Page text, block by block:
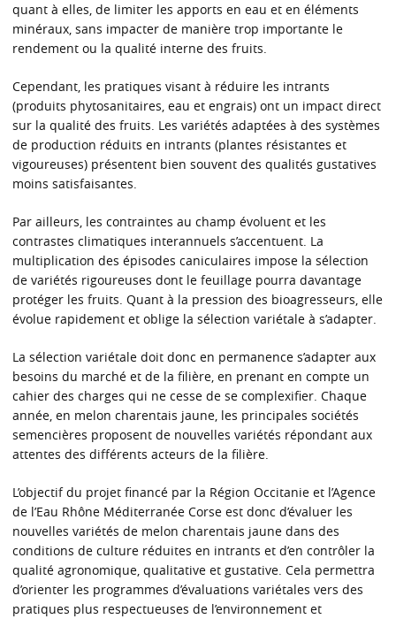
quant à elles, de limiter les apports en eau et en éléments
minéraux, sans impacter de manière trop importante le
rendement ou la qualité interne des fruits.
Cependant, les pratiques visant à réduire les intrants
(produits phytosanitaires, eau et engrais) ont un impact direct
sur la qualité des fruits. Les variétés adaptées à des systèmes
de production réduits en intrants (plantes résistantes et
vigoureuses) présentent bien souvent des qualités gustatives
moins satisfaisantes.
Par ailleurs, les contraintes au champ évoluent et les
contrastes climatiques interannuels s’accentuent. La
multiplication des épisodes caniculaires impose la sélection
de variétés rigoureuses dont le feuillage pourra davantage
protéger les fruits. Quant à la pression des bioagresseurs, elle
évolue rapidement et oblige la sélection variétale à s’adapter.
La sélection variétale doit donc en permanence s’adapter aux
besoins du marché et de la filière, en prenant en compte un
cahier des charges qui ne cesse de se complexifier. Chaque
année, en melon charentais jaune, les principales sociétés
semencières proposent de nouvelles variétés répondant aux
attentes des différents acteurs de la filière.
L’objectif du projet financé par la Région Occitanie et l’Agence
de l’Eau Rhône Méditerranée Corse est donc d’évaluer les
nouvelles variétés de melon charentais jaune dans des
conditions de culture réduites en intrants et d’en contrôler la
qualité agronomique, qualitative et gustative. Cela permettra
d’orienter les programmes d’évaluations variétales vers des
pratiques plus respectueuses de l’environnement et